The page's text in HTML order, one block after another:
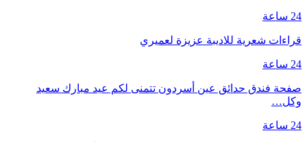
24 ساعة
قراءات شعرية للاديبة عزيزة لعميري
24 ساعة
صفحة فندق حدائق عين أسردون تتمنى لكم عيد مبارك سعيد
وكل…
24 ساعة